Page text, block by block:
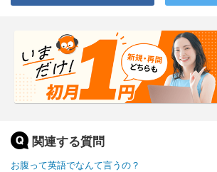
関連する質問
お腹って英語でなんて言うの？